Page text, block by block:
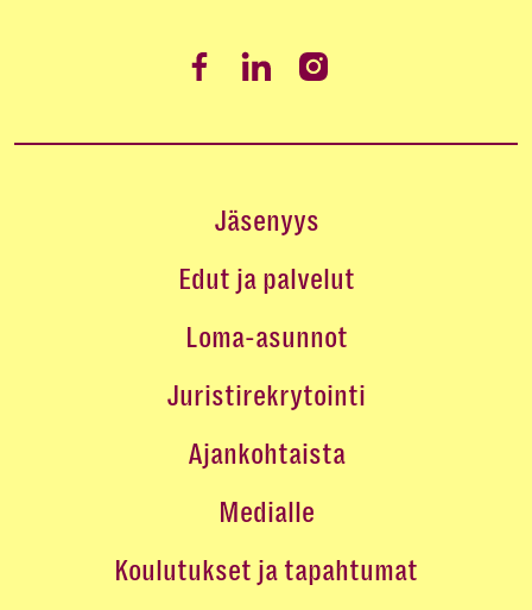
Jäsenyys
Edut ja palvelut
Loma-asunnot
Juristirekrytointi
Ajankohtaista
Medialle
Koulutukset ja tapahtumat